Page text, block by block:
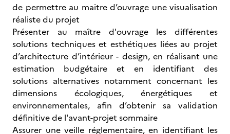
de permettre au maitre d’ouvrage une visualisation
réaliste du projet
Présenter au maître d'ouvrage les différentes
solutions techniques et esthétiques liées au projet
d’architecture d’intérieur - design, en réalisant une
estimation budgétaire et en identifiant des
solutions alternatives notamment concernant les
dimensions écologiques, énergétiques et
environnementales, afin d’obtenir sa validation
définitive de l'avant-projet sommaire
Assurer une veille réglementaire, en identifiant les